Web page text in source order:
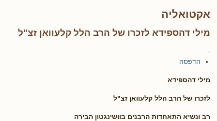
אקטואליה
מילי דהספידא לזכרו של הרב הלל קלעוואן זצ"ל
הדפסה
מילי דהספידא
לזכרו של הרב הלל קלעוואן זצ"ל
רב ונשיא התאחדות הרבנים בוושינגטון הבירה